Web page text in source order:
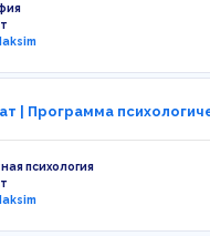
| Программа
психология